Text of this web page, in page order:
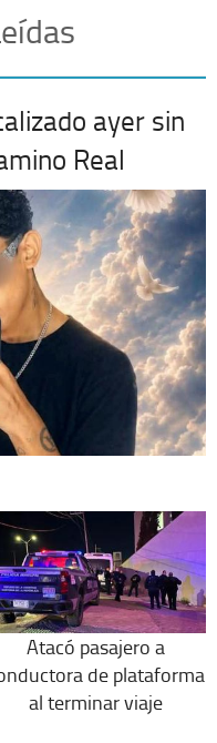
ayer sin
Real
Atacó pasajero a
de plataforma
al terminar viaje